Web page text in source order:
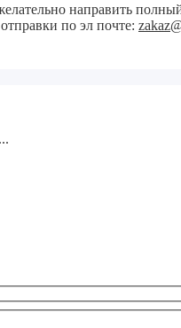
направить
по эл почте: